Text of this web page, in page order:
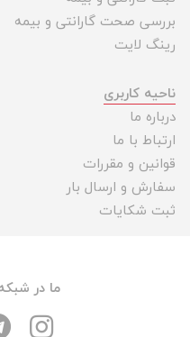
بررسی صحت گارانتی و بیمه
رینگ لایت
ناحیه کاربری
درباره ما
ارتباط با ما
قوانین و مقررات
سفارش و ارسال بار
ثبت شکایات
ما در